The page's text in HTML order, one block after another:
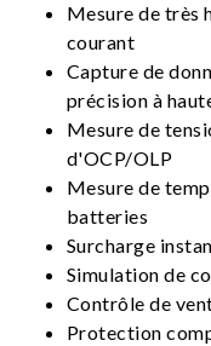
Mesure de très
courant
Capture de
précision à
Mesure de
d'OCP/OLP
Mesure de
batteries
Surcharge
Simulation de
Contrôle de
Protection